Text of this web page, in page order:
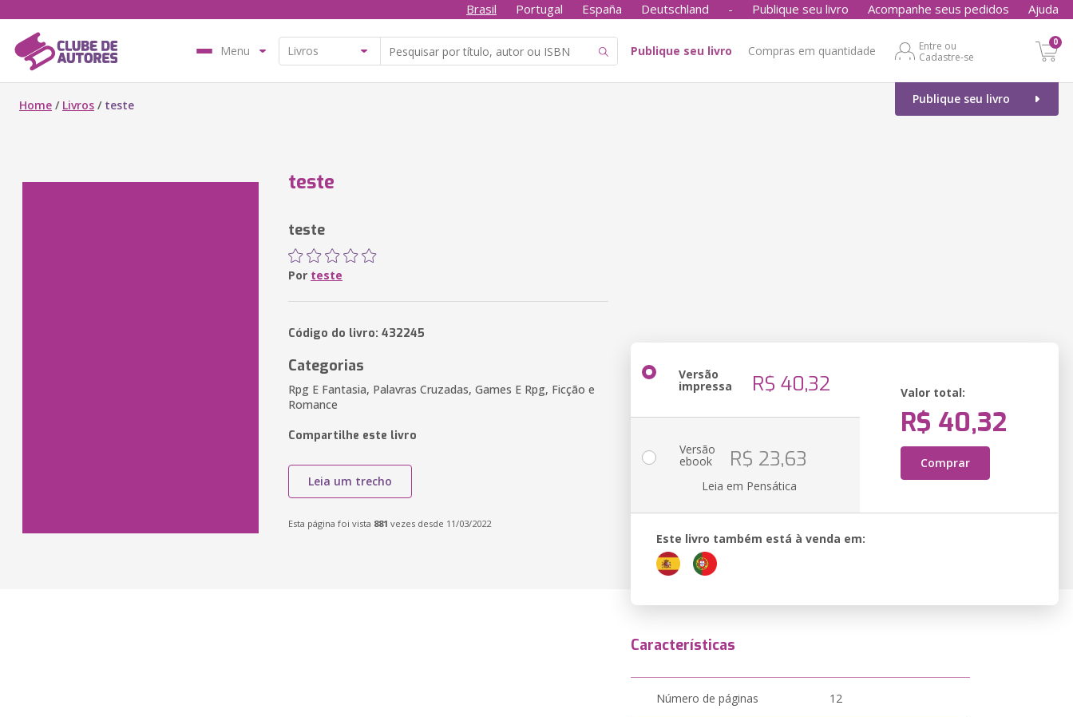
Brasil Portugal España Deutschland - Publique seu livro Acompanhe seus pedidos Ajuda
Menu Publique seu livro Compras em quantidade
Entre ou
Cadastre-se
0
Publique seu livro
Home / Livros / teste
teste
teste
Por teste
Código do livro: 432245
Categorias
Rpg E Fantasia, Palavras Cruzadas, Games E Rpg, Ficção e
Romance
Compartilhe este livro
Leia um trecho
Esta página foi vista 881 vezes desde 11/03/2022
Versão
impressa R$ 40,32 Valor total:
R$ 40,32
Comprar
Versão
ebook R$ 23,63
Leia em Pensática
Este livro também está à venda em:
Características
Número de páginas 12